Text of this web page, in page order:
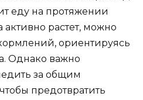
еду на протяжении
растет, можно
ориентируясь
Однако важно
за общим
предотвратить